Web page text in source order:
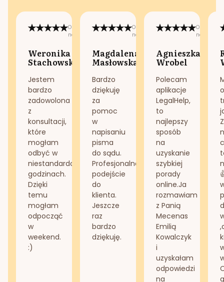
Opublikowano
na:
Weronika
Stachowska
Jestem
bardzo
zadowolona
z
konsultacji,
które
mogłam
odbyć w
niestandardowych
godzinach.
Dzięki
temu
mogłam
odpocząć
w
weekend.
:)
Opublikowano
na:
Magdalena
Masłowska
Bardzo
dziękuję
za
pomoc
w
napisaniu
pisma
do sądu.
Profesjonalne
podejście
do
klienta.
Jeszcze
raz
bardzo
dziękuję.
na:
Agnieszka
Wrobel
Polecam
aplikacje
LegalHelp,
to
najlepszy
sposób
na
uzyskanie
szybkiej
porady
online.Ja
rozmawiam
z Panią
Mecenas
Emilią
Kowalczyk
i
uzyskałam
odpowiedzi
na